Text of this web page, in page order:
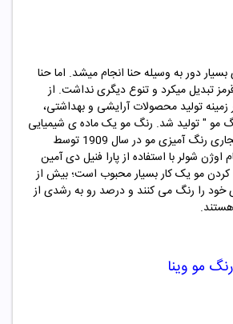
بسیار دور به وسیله حنا انجام میشد. اما حنا
تبدیل میکرد و تنوع دیگری نداشت. از
تولید محصولات آرایشی و بهداشتی،
مو "تولید شد. رنگ مو یک ماده ­ی شیمیایی
است. اولین محصول تجاری رنگ ­آمیزی مو در سال 1909 توسط
اوژن شولر با استفاده از پارا فنیل دی آمین
مو یک کار بسیار محبوب است؛ بیش از
خود را رنگ می کنند و درصد رو به رشدی از
هستند.
رنگ مو وینا